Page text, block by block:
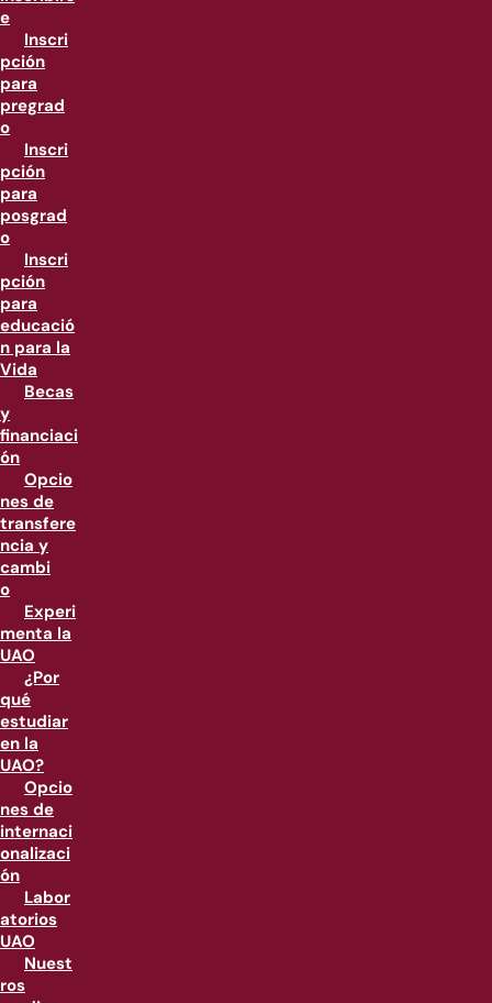
e
Inscri
pción
para
pregrad
o
Inscri
pción
para
posgrad
o
Inscri
pción
para
educació
n para la
Vida
Becas
y
financiaci
ón
Opcio
nes de
transfere
ncia y
cambi
o
Experi
menta la
UAO
¿Por
qué
estudiar
en la
UAO?
Opcio
nes de
internaci
onalizaci
ón
Labor
atorios
UAO
Nuest
ros